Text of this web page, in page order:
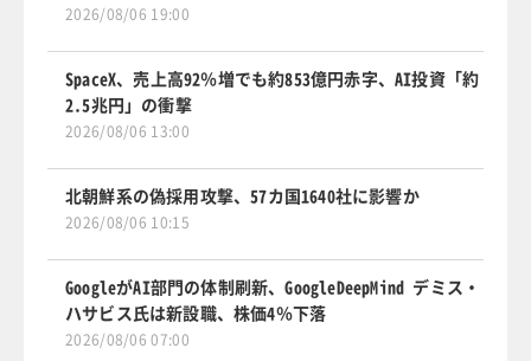
2026/08/06 19:00
SpaceX、売上高92％増でも約853億円赤字、AI投資「約
2.5兆円」の衝撃
2026/08/06 13:00
北朝鮮系の偽採用攻撃、57カ国1640社に影響か
2026/08/06 10:15
GoogleがAI部門の体制刷新、GoogleDeepMind デミス・
ハサビス氏は新設職、株価4％下落
2026/08/06 07:00